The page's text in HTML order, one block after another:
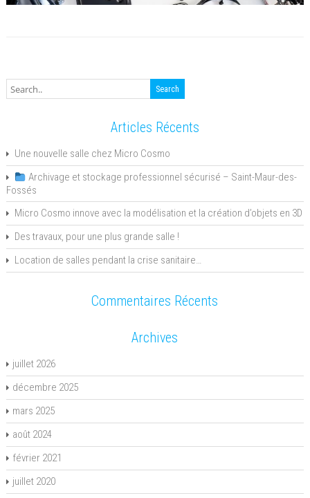
Articles Récents
Une nouvelle salle chez Micro Cosmo
Archivage et stockage professionnel sécurisé – Saint-Maur-des-
Fossés
Micro Cosmo innove avec la modélisation et la création d’objets en 3D
Des travaux, pour une plus grande salle !
Location de salles pendant la crise sanitaire…
Commentaires Récents
Archives
juillet 2026
décembre 2025
mars 2025
août 2024
février 2021
juillet 2020